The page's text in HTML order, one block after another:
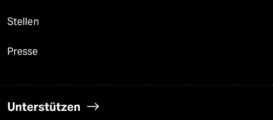
Stellen
Presse
Unterstützen